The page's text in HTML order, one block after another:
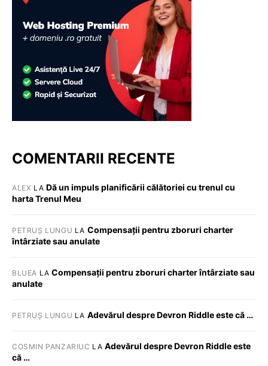
COMENTARII RECENTE
ALEX LA Dă un impuls planificării călătoriei cu trenul cu
harta Trenul Meu
PETRUȘ LUNGU LA Compensații pentru zboruri charter
întârziate sau anulate
BLUEA LACompensații pentru zboruri charter întârziate sau
anulate
PETRUȘ LUNGU LA Adevărul despre Devron Riddle este că …
COSMIN PANZARIUC LA Adevărul despre Devron Riddle este
că …